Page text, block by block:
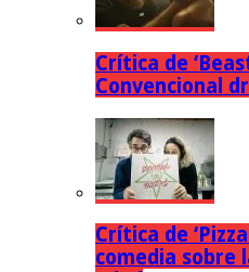
Crítica de
Convencional
Crítica de
comedia sobre